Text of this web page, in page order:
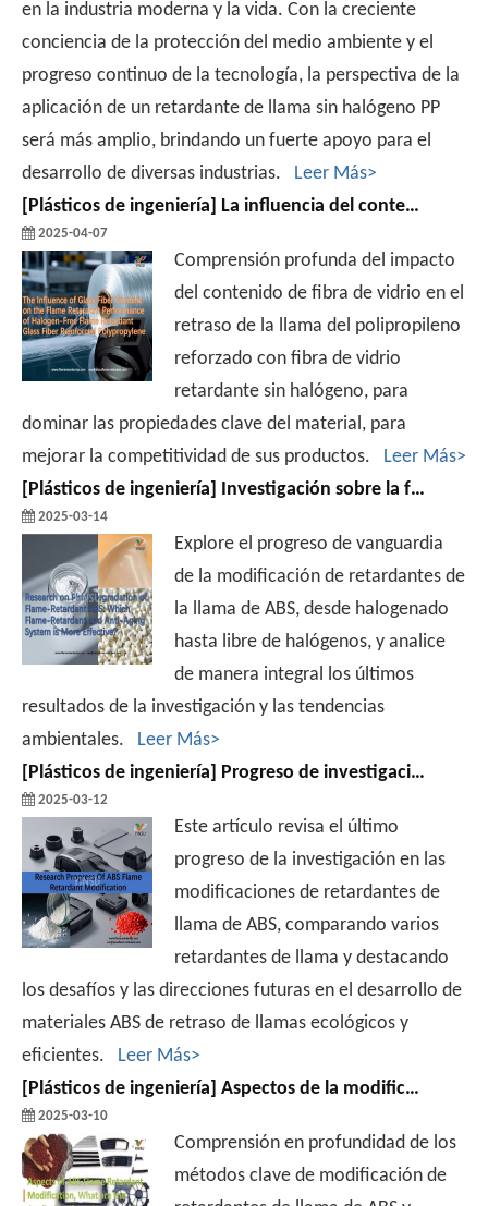
en la industria moderna y la vida. Con la creciente
conciencia de la protección del medio ambiente y el
progreso continuo de la tecnología, la perspectiva de la
aplicación de un retardante de llama sin halógeno PP
será más amplio, brindando un fuerte apoyo para el
desarrollo de diversas industrias. Leer Más>
Plásticos de ingeniería La influencia del contenido de fibra de vidrio en el rendimiento retardante de la llama del polipropileno reforzado con fibra de vidrio retardante sin halógeno
2025-04-07
Comprensión profunda del impacto
del contenido de fibra de vidrio en el
retraso de la llama del polipropileno
reforzado con fibra de vidrio
retardante sin halógeno, para
dominar las propiedades clave del material, para
mejorar la competitividad de sus productos. Leer Más>
Plásticos de ingeniería Investigación sobre la fotodegradación de ABS-Retardante de llama: ¿Qué sistema de retardantes de llama y antienvejecimiento es más efectivo?
2025-03-14
Explore el progreso de vanguardia
de la modificación de retardantes de
la llama de ABS, desde halogenado
hasta libre de halógenos, y analice
de manera integral los últimos
resultados de la investigación y las tendencias
ambientales. Leer Más>
Plásticos de ingeniería Progreso de investigación de la modificación de retardantes de la llama de ABS
2025-03-12
Este artículo revisa el último
progreso de la investigación en las
modificaciones de retardantes de
llama de ABS, comparando varios
retardantes de llama y destacando
los desafíos y las direcciones futuras en el desarrollo de
materiales ABS de retraso de llamas ecológicos y
eficientes. Leer Más>
Plásticos de ingeniería Aspectos de la modificación de retardantes de la llama de ABS, ¿cuáles son los retardantes de llama aplicables?
2025-03-10
Comprensión en profundidad de los
métodos clave de modificación de